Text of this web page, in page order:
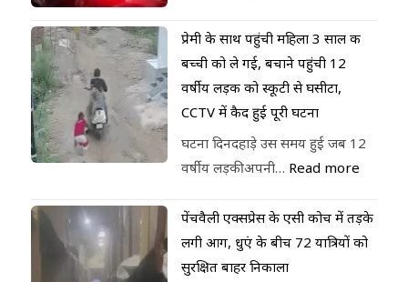
प्रेमी के साथ पहुंची महिला 3 साल की
बच्ची को ले गई, बचाने पहुंची 12
वर्षीय लड़की को स्कूटी से घसीटा,
CCTV में कैद हुई पूरी घटना
घटना दिनदहाड़े उस समय हुई जब 12
वर्षीय लड़की अपनी… Read more
पेंचवैली एक्सप्रेस के एसी कोच में तड़के
लगी आग, धुएं के बीच 72 यात्रियों को
सुरक्षित बाहर निकाला